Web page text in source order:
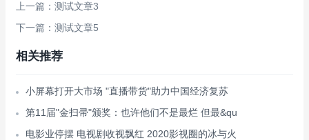
上一篇：测试文章3
下一篇：测试文章5
相关推荐
小屏幕打开大市场 "直播带货"助力中国经济复苏
第11届"金扫帚"颁奖：也许他们不是最烂 但最&qu
电影业停摆 电视剧收视飘红 2020影视圈的冰与火